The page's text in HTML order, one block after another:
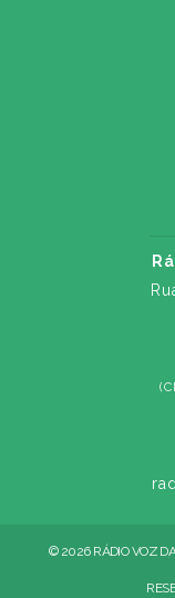
© 2026 RÁDIO VOZ DA